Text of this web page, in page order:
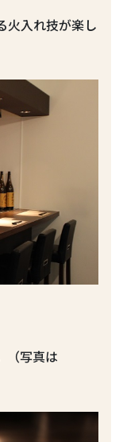
火入れ技が楽し
写真は